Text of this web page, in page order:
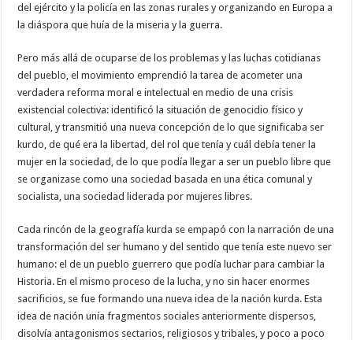
del ejército y la policía en las zonas rurales y organizando en Europa a
la diáspora que huía de la miseria y la guerra.
Pero más allá de ocuparse de los problemas y las luchas cotidianas
del pueblo, el movimiento emprendió la tarea de acometer una
verdadera reforma moral e intelectual en medio de una crisis
existencial colectiva: identificó la situación de genocidio físico y
cultural, y transmitió una nueva concepción de lo que significaba ser
kurdo, de qué era la libertad, del rol que tenía y cuál debía tener la
mujer en la sociedad, de lo que podía llegar a ser un pueblo libre que
se organizase como una sociedad basada en una ética comunal y
socialista, una sociedad liderada por mujeres libres.
Cada rincón de la geografía kurda se empapó con la narración de una
transformación del ser humano y del sentido que tenía este nuevo ser
humano: el de un pueblo guerrero que podía luchar para cambiar la
Historia. En el mismo proceso de la lucha, y no sin hacer enormes
sacrificios, se fue formando una nueva idea de la nación kurda. Esta
idea de nación unía fragmentos sociales anteriormente dispersos,
disolvía antagonismos sectarios, religiosos y tribales, y poco a poco